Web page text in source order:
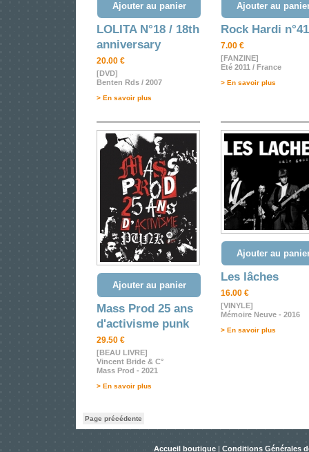
Ajouter au panier
LOLITA N°18 / 18th
anniversary
20.00 €
[DVD]
Benten Rds / 2007
> En savoir plus
Ajouter au
Rock Hardi n°41
7.00 €
[FANZINE]
Eté 2011 / France
> En savoir plus
Ajouter au panier
Mass Prod 25 ans
d'activisme punk
29.50 €
[BEAU LIVRE]
Vincent Bride & C°
Mass Prod - 2021
> En savoir plus
Ajouter au
Les lâches
16.00 €
[VINYLE]
Mémoire Neuve - 2016
> En savoir plus
Page précédente
Accueil boutique | Conditions Générales